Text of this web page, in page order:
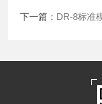
下一篇： DR-8标准